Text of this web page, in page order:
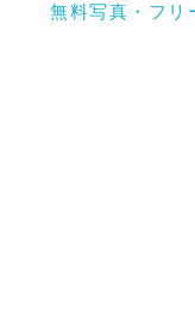
無料写真・フリ